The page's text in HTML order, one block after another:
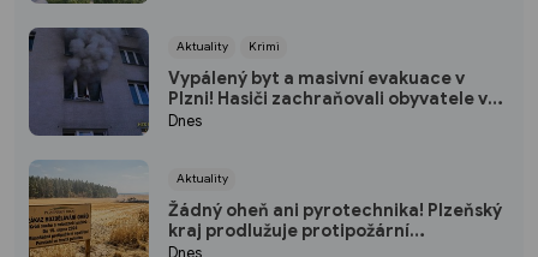
Aktuality Krimi
Vypálený byt a masivní evakuace v
Plzni! Hasiči zachraňovali obyvatele v
maskách
Dnes
Aktuality
Žádný oheň ani pyrotechnika! Plzeňský
kraj prodlužuje protipožární
pohotovost